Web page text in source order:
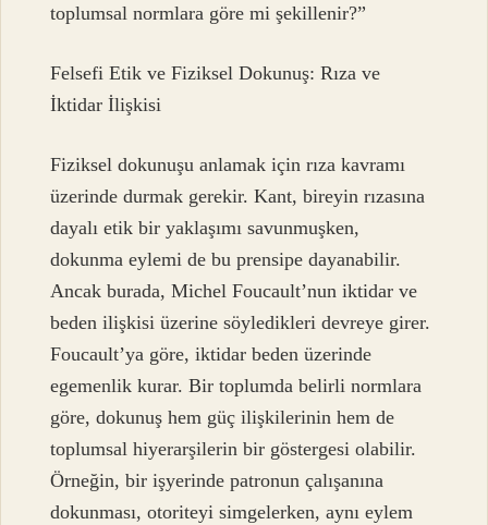
toplumsal normlara göre mi şekillenir?”
Felsefi Etik ve Fiziksel Dokunuş: Rıza ve
İktidar İlişkisi
Fiziksel dokunuşu anlamak için rıza kavramı
üzerinde durmak gerekir. Kant, bireyin rızasına
dayalı etik bir yaklaşımı savunmuşken,
dokunma eylemi de bu prensipe dayanabilir.
Ancak burada, Michel Foucault’nun iktidar ve
beden ilişkisi üzerine söyledikleri devreye girer.
Foucault’ya göre, iktidar beden üzerinde
egemenlik kurar. Bir toplumda belirli normlara
göre, dokunuş hem güç ilişkilerinin hem de
toplumsal hiyerarşilerin bir göstergesi olabilir.
Örneğin, bir işyerinde patronun çalışanına
dokunması, otoriteyi simgelerken, aynı eylem